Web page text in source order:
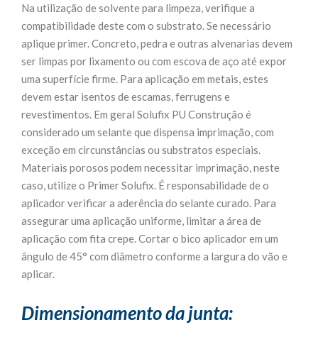
Na utilização de solvente para limpeza, verifique a
compatibilidade deste com o substrato. Se necessário
aplique primer. Concreto, pedra e outras alvenarias devem
ser limpas por lixamento ou com escova de aço até expor
uma superfície firme. Para aplicação em metais, estes
devem estar isentos de escamas, ferrugens e
revestimentos. Em geral Solufix PU Construção é
considerado um selante que dispensa imprimação, com
exceção em circunstâncias ou substratos especiais.
Materiais porosos podem necessitar imprimação, neste
caso, utilize o Primer Solufix. É responsabilidade de o
aplicador verificar a aderência do selante curado. Para
assegurar uma aplicação uniforme, limitar a área de
aplicação com fita crepe. Cortar o bico aplicador em um
ângulo de 45° com diâmetro conforme a largura do vão e
aplicar.
Dimensionamento da junta: